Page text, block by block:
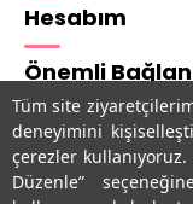
Tüm site
deneyimini
çerezler kullanıyoruz.
Düzenle”
Hesabım
Önemli
Adres &